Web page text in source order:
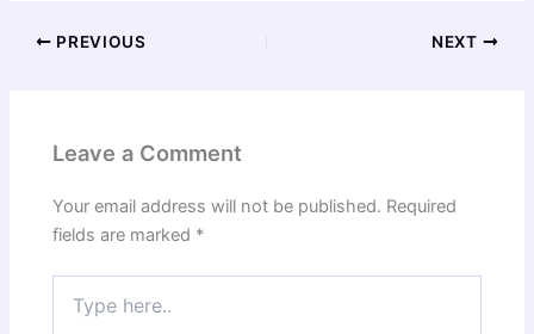
PREVIOUS NEXT
Leave a Comment
Your email address will not be published. Required
fields are marked *
here..